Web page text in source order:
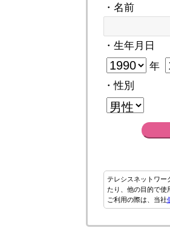
・名前
・生年月日
年
・性別
テレシスネットワー
たり、他の目的で使
ご利用の際は、当社